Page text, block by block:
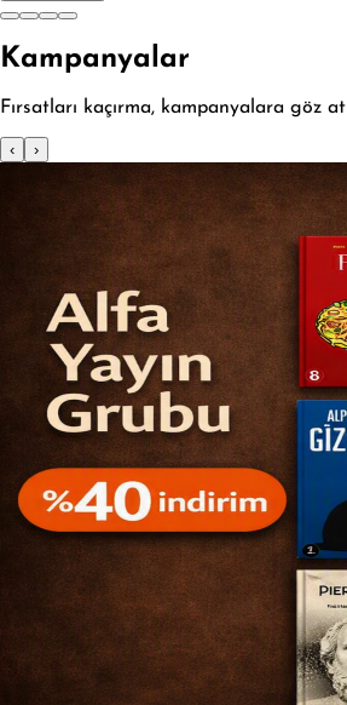
Kampanyalar
Fırsatları kaçırma, kampanyalara göz at
‹ ›